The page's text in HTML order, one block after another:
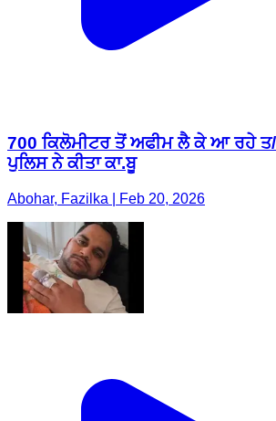
700 ਕਿਲੋਮੀਟਰ ਤੋਂ ਅਫੀਮ ਲੈ ਕੇ ਆ ਰਹੇ
ਪੁਲਿਸ ਨੇ ਕੀਤਾ ਕਾ.ਬੂ
Abohar, Fazilka | Feb 20, 2026